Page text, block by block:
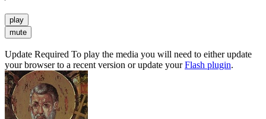
play
mute
Update Required To play the media you will need to either update
your browser to a recent version or update yourFlash plugin.